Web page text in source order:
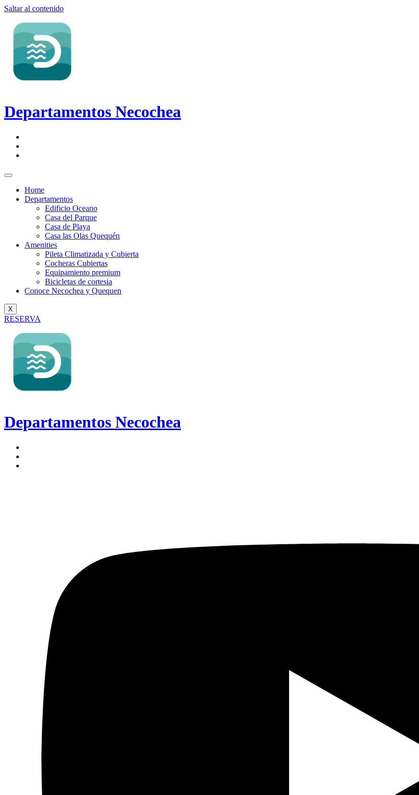
Saltar al contenido
Departamentos Necochea
Home
Departamentos
Edificio Oceano
Casa del Parque
Casa de Playa
Casa las Olas Quequén
Amenities
Pileta Climatizada y Cubierta
Cocheras Cubiertas
Equipamiento premium
Bicicletas de cortesia
Conoce Necochea y Quequen
X
RESERVA
Departamentos Necochea